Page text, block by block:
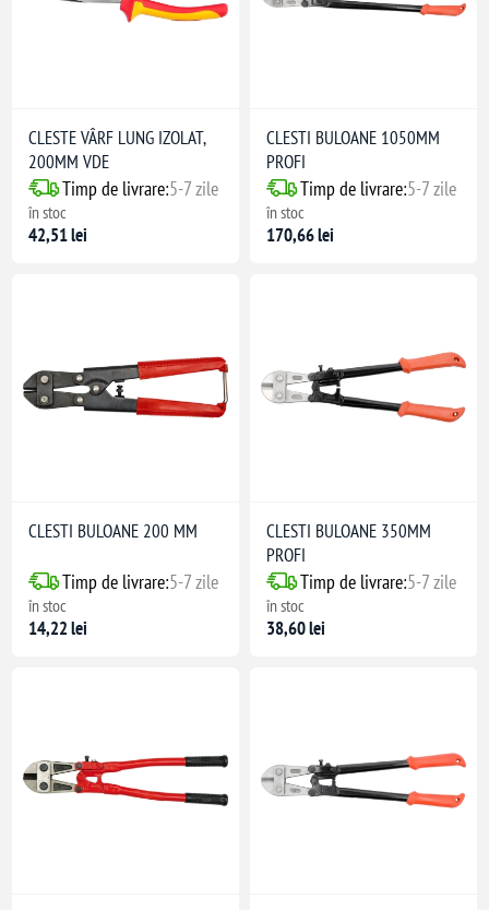
CLESTE VÂRF LUNG IZOLAT,
200MM VDE
Timp de livrare:5-7 zile
în stoc
42,51 lei
CLESTI BULOANE 1050MM
PROFI
Timp de livrare:5-7 zile
în stoc
170,66 lei
CLESTI BULOANE 200 MM
Timp de livrare:5-7 zile
în stoc
14,22 lei
CLESTI BULOANE 350MM
PROFI
Timp de livrare:5-7 zile
în stoc
38,60 lei